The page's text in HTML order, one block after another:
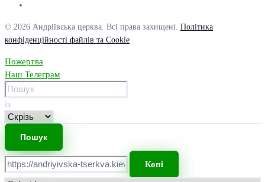
© 2026 Андріївська церква. Всі права захищені. Політика
конфіденційності файлів та Cookie
Пожертва
Наш Телеграм
із
Копі